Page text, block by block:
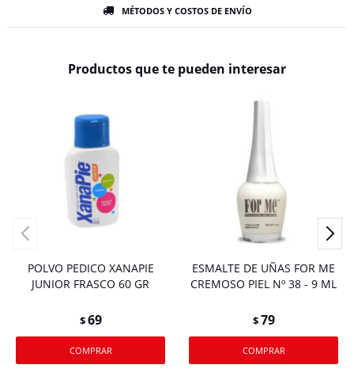
MÉTODOS Y COSTOS DE ENVÍO
Productos que te pueden interesar
POLVO PEDICO XANAPIE
JUNIOR FRASCO 60 GR
$69
ESMALTE DE UÑAS FOR ME
CREMOSO PIEL Nº 38 - 9 ML
$79